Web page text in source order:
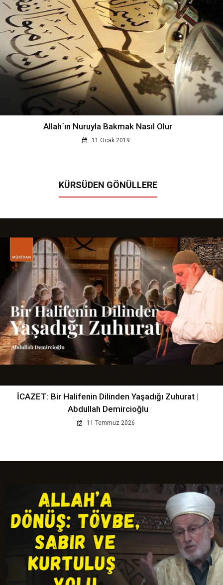
Allah´ın Nuruyla Bakmak Nasıl Olur
11 Ocak 2019
KÜRSÜDEN GÖNÜLLERE
İCAZET: Bir Halifenin Dilinden Yaşadığı Zuhurat |
Abdullah Demircioğlu
11 Temmuz 2026